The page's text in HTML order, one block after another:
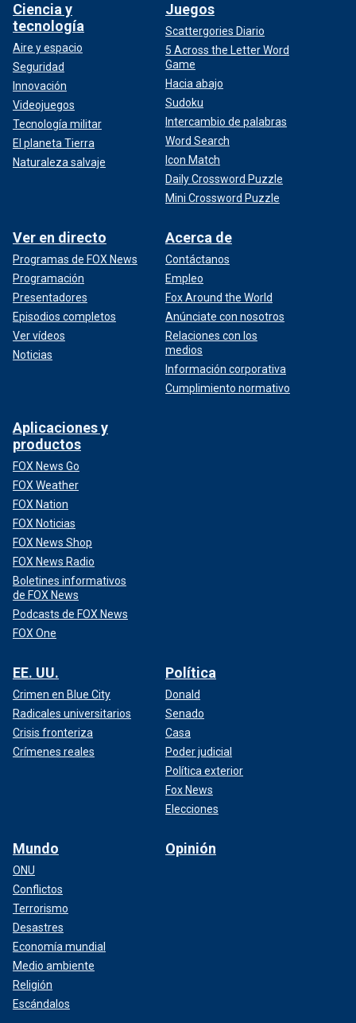
Ciencia y
tecnología
Aire y espacio
Seguridad
Innovación
Videojuegos
Tecnología militar
El planeta Tierra
Naturaleza salvaje
Juegos
Scattergories Diario
5 Across the Letter Word
Game
Hacia abajo
Sudoku
Intercambio de palabras
Word Search
Icon Match
Daily Crossword Puzzle
Mini Crossword Puzzle
Ver en directo
Programas de FOX News
Programación
Presentadores
Episodios completos
Ver vídeos
Noticias
Acerca de
Contáctanos
Empleo
Fox Around the World
Anúnciate con nosotros
Relaciones con los
medios
Información corporativa
Cumplimiento normativo
Aplicaciones y
productos
FOX News Go
FOX Weather
FOX Nation
FOX Noticias
FOX News Shop
FOX News Radio
Boletines informativos
de FOX News
Podcasts de FOX News
FOX One
EE. UU.
Crimen en Blue City
Radicales universitarios
Crisis fronteriza
Crímenes reales
Política
Donald
Senado
Casa
Poder judicial
Política exterior
Fox News
Elecciones
Mundo
ONU
Conflictos
Terrorismo
Desastres
Economía mundial
Medio ambiente
Religión
Escándalos
Opinión